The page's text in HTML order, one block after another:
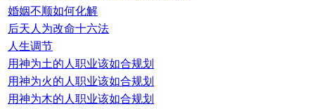
婚姻不顺如何化解
后天人为改命十六法
人生调节
用神为土的人职业该如合规划
用神为火的人职业该如合规划
用神为木的人职业该如合规划